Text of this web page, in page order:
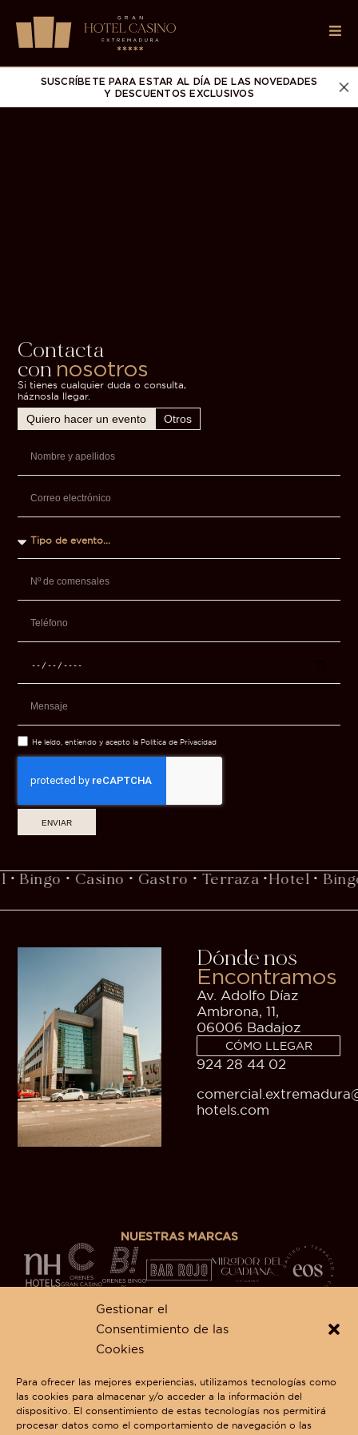
Gestionar el
Consentimiento de las
Cookies
Para ofrecer las mejores experiencias, utilizamos tecnologías como
las cookies para almacenar y/o acceder a la información del
dispositivo. El consentimiento de estas tecnologías nos permitirá
procesar datos como el comportamiento de navegación o las
SUSCRÍBETE PARA ESTAR AL DÍA DE LAS NOVEDADES
Y DESCUENTOS EXCLUSIVOS
Contacta
con nosotros
Si tienes cualquier duda o consulta,
háznosla llegar.
Quiero hacer un evento Otros
He leído, entiendo y acepto la Política de Privacidad
ENVIAR
• Casino • Gastro • Terraza •Hotel • Bingo •
Dónde nos
Encontramos
Av. Adolfo Díaz
Ambrona, 11,
06006 Badajoz
CÓMO LLEGAR
924 28 44 02
hotels.com
NUESTRAS MARCAS
06006 Badajoz
924 28 44 02
comercial.extremadura@nh-hotels.com
Trabaja con nosotros